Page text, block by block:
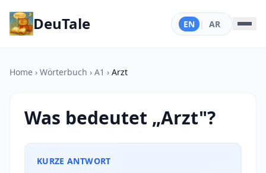
DeuTale EN | AR
Home › Wörterbuch › A1 › Arzt
Was bedeutet „Arzt"?
KURZE ANTWORT